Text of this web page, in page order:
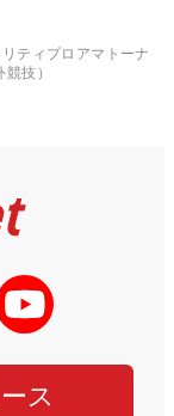
ティプロアマトーナ
技）
ス